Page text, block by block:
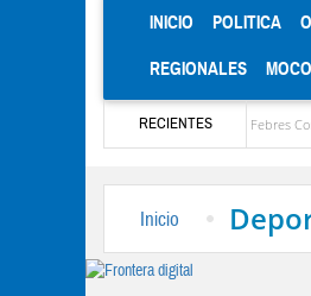
INICIO (CURRENT)
POLITICA
REGIONALES
RECIENTES
por María Eugenia Febres Cordero R.
Inicio